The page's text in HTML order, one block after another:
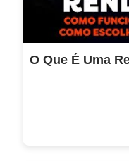
O Que É Uma